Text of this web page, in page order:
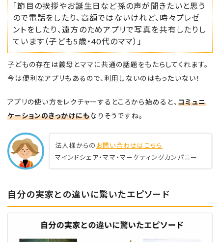
「節目の挨拶やお誕生日など孫の声が聞きたいと思う
ので電話をしたり、高額ではないけれど、時々プレゼ
ントをしたり、遠方のためアプリで写真を共有したりし
ています（子ども5歳・40代のママ）」
子どもの存在は義母とママに共通の話題をもたらしてくれます。
今は便利なアプリもあるので、利用しないのはもったいない！
アプリの使い方をレクチャーするところから始めると、 コミュニ
ケーションのきっかけにもなりそうですね。
法人様からの お問い合わせはこちら
マインドシェア・ママ・マーケティングカンパニー
自分の実家との違いに驚いたエピソード